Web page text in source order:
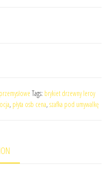
Tags: brykiet drzewny leroy
, płyta osb cena, szafka pod umywalkę